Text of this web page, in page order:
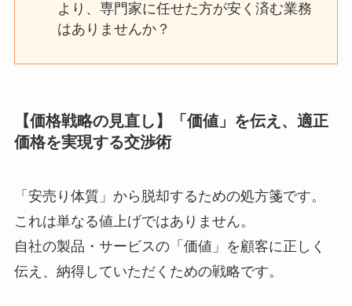
より、専門家に任せた方が安く済む業務
はありませんか？
【価格戦略の見直し】「価値」を伝え、適正
価格を実現する交渉術
「安売り体質」から脱却するための処方箋です。
これは単なる値上げではありません。
自社の製品・サービスの「価値」を顧客に正しく
伝え、納得していただくための戦略です。